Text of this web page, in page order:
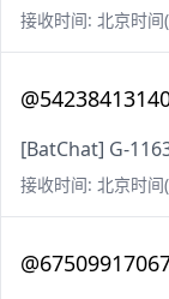
接收时间: 北京时
[BatChat] G-
接收时间: 北京时